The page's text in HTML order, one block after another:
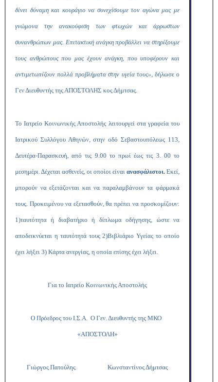
δίνει δύναμη και κουράγιο να συνεχίσουμε τον αγώνα μας με
γνώμονα την ανακούφιση των φτωχών και άρρωστων
συνανθρώπων μας. Επιτακτική ανάγκη προβάλλει να στηρίξουμε
τους ανθρώπους που μας έχουν ανάγκη, που υποφέρουν και
αντιμετωπίζουν πολλά προβλήματα στην υγεία τους», δήλωσε ο
Γεν Διευθυντής της ΑΠΟΣΤΟΛΗΣ κος Δήμτσας.
Το Ιατρείο Κοινωνικής Αποστολής λειτουργεί στα γραφεία του
Ιατρικού Συλλόγου Αθηνών, στην οδό Σεβαστουπόλεως 113,
Δευτέρα-Παρασκευή, από τις 9.00 το πρωί έως τις 3. 00 το
μεσημέρι. Δέχεται ασθενείς, οι οποίοι είναι ανασφάλιστοι. Εκεί,
μπορούν να εξετάζονται και να παραλαμβάνουν τα φάρμακά
τους. Προκειμένου να εξετασθούν, θα πρέπει να προσκομίζουν:
1)ταυτότητα ή διαβατήριο ή δίπλωμα οδήγησης, ώστε να
αποδεικνύεται η ταυτότητά τους 2)Βιβλιάριο Υγείας το οποίο
έχει λήξει 3) Κάρτα ανεργίας, η οποία επίσης έχει λήξει.
Για το Ιατρείο Κοινωνικής Αποστολής
Ο Πρόεδρος του Ι.Σ.Α. Ο Γεν. Διευθυντής της ΜΚΟ
«ΑΠΟΣΤΟΛΗ»
Γιώργος Πατούλης Κωνσταντίνος Δήμτσας